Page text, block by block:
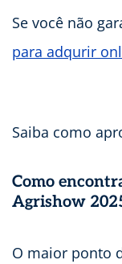
Se você não
para adqurir
Saiba como
Como
Agrishow
O maior ponto